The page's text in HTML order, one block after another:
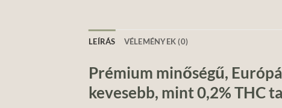
LEÍRÁS VÉLEMÉNYEK (0)
Prémium minőségű,
kevesebb, mint 0,2% THC